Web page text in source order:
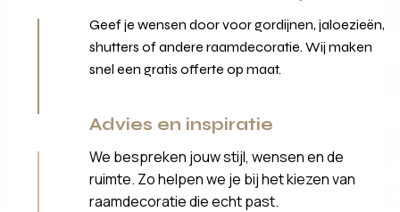
Geef je wensen door voor gordijnen, jaloezieën,
shutters of andere raamdecoratie. Wij maken
snel een gratis offerte op maat.
Advies en inspiratie
We bespreken jouw stijl, wensen en de
ruimte. Zo helpen we je bij het kiezen van
raamdecoratie die echt past.